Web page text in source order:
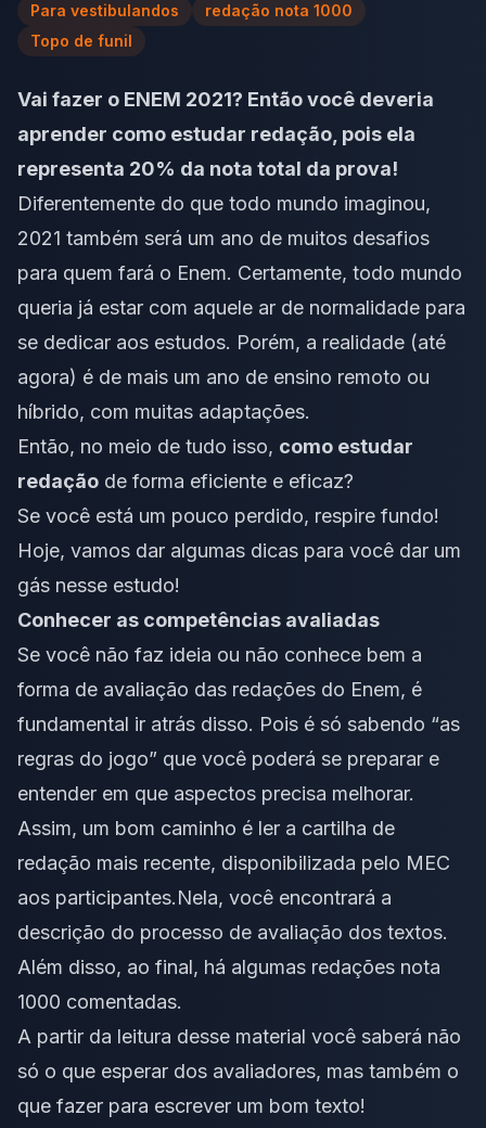
Para vestibulandos
redação nota 1000
Topo de funil
Vai fazer o ENEM 2021? Então você deveria
aprender como estudar redação, pois ela
representa 20% da nota total da prova!
Diferentemente do que todo mundo imaginou,
2021 também será um ano de muitos desafios
para quem fará o Enem. Certamente, todo mundo
queria já estar com aquele ar de normalidade para
se dedicar aos estudos. Porém, a realidade (até
agora) é de mais um ano de ensino remoto ou
híbrido, com muitas adaptações.
Então, no meio de tudo isso, como estudar
redação de forma eficiente e eficaz?
Se você está um pouco perdido, respire fundo!
Hoje, vamos dar algumas dicas para você dar um
gás nesse estudo!
Conhecer as competências avaliadas
Se você não faz ideia ou não conhece bem a
forma de avaliação das redações do Enem, é
fundamental ir atrás disso. Pois é só sabendo “as
regras do jogo” que você poderá se preparar e
entender em que aspectos precisa melhorar.
Assim, um bom caminho é ler a cartilha de
redação mais recente, disponibilizada pelo MEC
aos participantes.Nela, você encontrará a
descrição do processo de avaliação dos textos.
Além disso, ao final, há algumas redações nota
1000 comentadas.
A partir da leitura desse material você saberá não
só o que esperar dos avaliadores, mas também o
que fazer para escrever um bom texto!